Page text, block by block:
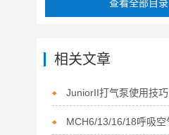
查看全部目录
相关文章
JuniorII打气泵使用技巧